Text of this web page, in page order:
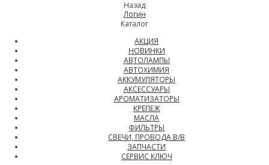
Назад
Логин
Каталог
АКЦИЯ
НОВИНКИ
АВТОЛАМПЫ
АВТОХИМИЯ
АККУМУЛЯТОРЫ
АКСЕССУАРЫ
АРОМАТИЗАТОРЫ
КРЕПЕЖ
МАСЛА
ФИЛЬТРЫ
СВЕЧИ, ПРОВОДА В/В
ЗАПЧАСТИ
СЕРВИС КЛЮЧ